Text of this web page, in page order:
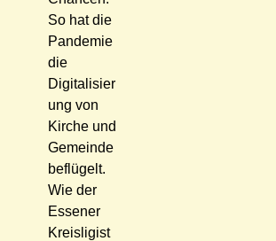
So hat die
Pandemie
die
Digitalisier
ung von
Kirche und
Gemeinde
beflügelt.
Wie der
Essener
Kreisligist